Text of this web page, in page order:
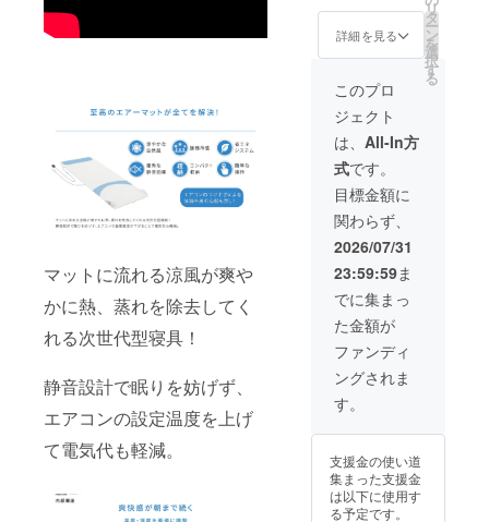
マットに流れる涼風が爽や
かに熱、蒸れを除去してく
れる次世代型寝具！
静音設計で眠りを妨げず、
エアコンの設定温度を上げ
て電気代も軽減。
し、ご
注文状
の都合
り到着
時期が
前後す
る場合
がござ
います
ので何
卒ご了
さい。
ルにつ
いて ・
はご支
援いた
だいた
順に6月
から順
次発送
いたし
ます。
・但
し、ご
注文状
況、配
送状況
の都合
等によ
り到着
時期が
前後す
います
ので何
卒ご了
承くだ
さい。
格
39,800
円（税
込）
→30,24
8円（税
込・送
料込）
■内容
・
FREEZ
ETECH
氷撃空
調エ
アー
マッ
ト 1
セット
■リター
ン発送
スケ
ジュー
リター
はご支
援いた
だいた
詳細を見る
リ
タ
ー
ン
を
選
択
す
る
このプロ
ジェクト
は、 All-In方
式です。
目標金額に
関わらず、
2026/07/31
23:59:59ま
でに集まっ
た金額が
ファンディ
ングされま
す。
支援金の使い道
集まった支援金
は以下に使用す
る予定です。